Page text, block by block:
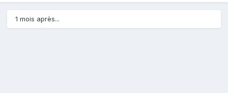
1 mois après...